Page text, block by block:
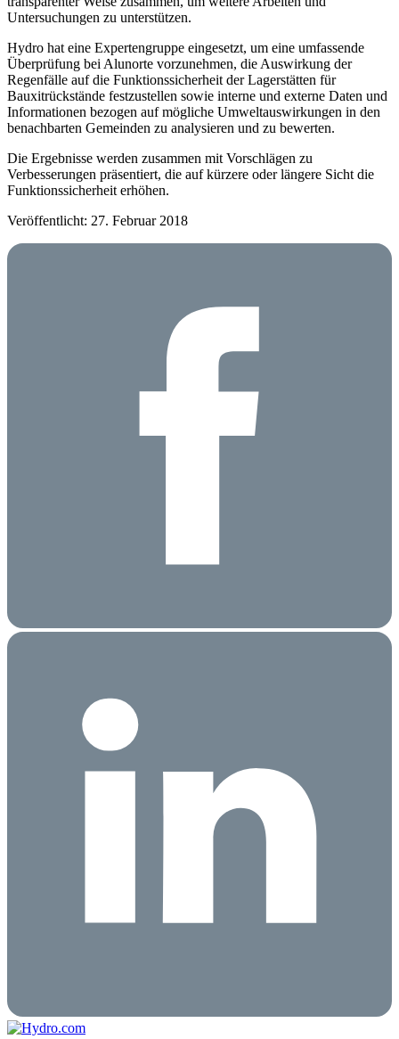
Untersuchungen zu unterstützen.
Hydro hat eine Expertengruppe eingesetzt, um eine umfassende
Überprüfung bei Alunorte vorzunehmen, die Auswirkung der
Regenfälle auf die Funktionssicherheit der Lagerstätten für
Bauxitrückstände festzustellen sowie interne und externe Daten und
Informationen bezogen auf mögliche Umweltauswirkungen in den
benachbarten Gemeinden zu analysieren und zu bewerten.
Die Ergebnisse werden zusammen mit Vorschlägen zu
Verbesserungen präsentiert, die auf kürzere oder längere Sicht die
Funktionssicherheit erhöhen.
Veröffentlicht: 27. Februar 2018